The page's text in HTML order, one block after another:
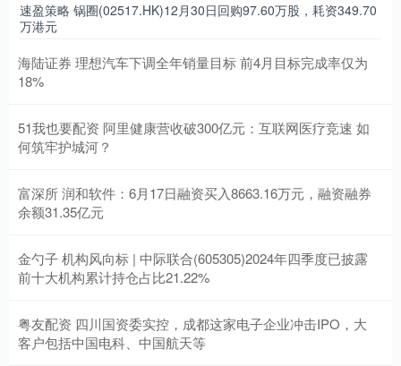
速盈策略 锅圈(02517.HK)12月30日回购97.60万股，耗资349.70
万港元
海陆证券 理想汽车下调全年销量目标 前4月目标完成率仅为
18%
51我也要配资 阿里健康营收破300亿元：互联网医疗竞速 如
何筑牢护城河？
富深所 润和软件：6月17日融资买入8663.16万元，融资融券
余额31.35亿元
金勺子 机构风向标 | 中际联合(605305)2024年四季度已披露
前十大机构累计持仓占比21.22%
粤友配资 四川国资委实控，成都这家电子企业冲击IPO，大
客户包括中国电科、中国航天等